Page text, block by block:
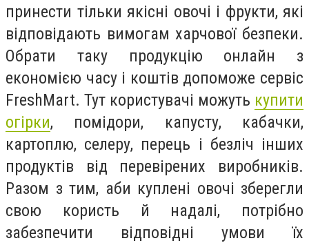
принести тільки якісні овочі і фрукти, які
відповідають вимогам харчової безпеки.
Обрати таку продукцію онлайн з
економією часу і коштів допоможе сервіс
FreshMart. Тут користувачі можуть купити
огірки, помідори, капусту, кабачки,
картоплю, селеру, перець і безліч інших
продуктів від перевірених виробників.
Разом з тим, аби куплені овочі зберегли
свою користь й надалі, потрібно
забезпечити відповідні умови їх